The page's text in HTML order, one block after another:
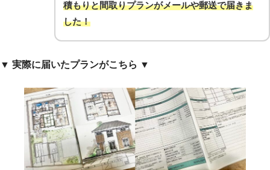
積もりと間取りプランがメールや郵送で届きま
した！
▼ 実際に届いたプランがこちら ▼